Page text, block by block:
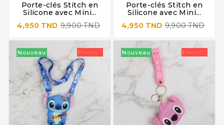
Porte-clés Stitch en
Silicone avec Mini...
4,950 TND 9,900 TND
Porte-clés Stitch en
Silicone avec Mini...
4,950 TND 9,900 TND
Nouveau Promo ! Nouveau Promo !